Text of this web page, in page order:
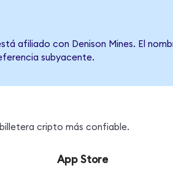
afiliado con Denison Mines. El
subyacente.
cripto más confiable.
App Store